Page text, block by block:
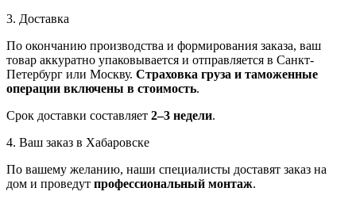
3. Доставка
По окончанию производства и формирования заказа, ваш
товар аккуратно упаковывается и отправляется в Санкт-
Петербург или Москву. Страховка груза и таможенные
операции включены в стоимость.
Срок доставки составляет 2–3 недели.
4. Ваш заказ в Хабаровске
По вашему желанию, наши специалисты доставят заказ на
дом и проведут профессиональный монтаж.